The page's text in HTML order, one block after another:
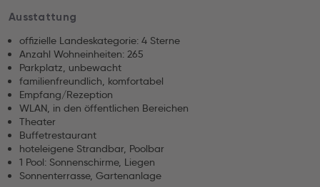
Ausstattung
offizielle Landeskategorie: 4 Sterne
Anzahl Wohneinheiten: 265
Parkplatz, unbewacht
familienfreundlich, komfortabel
Empfang/Rezeption
WLAN, in den öffentlichen Bereichen
Theater
Buffetrestaurant
hoteleigene Strandbar, Poolbar
1 Pool: Sonnenschirme, Liegen
Sonnenterrasse, Gartenanlage